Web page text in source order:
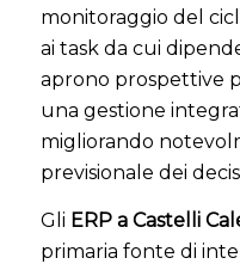
monitoraggio del
ai task da cui
aprono prospettive
una gestione
migliorando
previsionale dei
Gli ERP a Castelli
primaria fonte di